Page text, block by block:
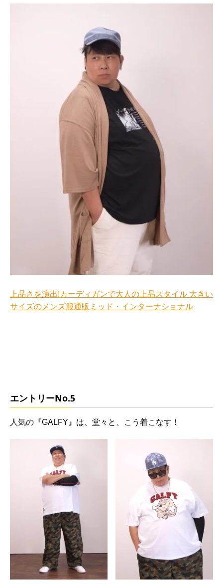
上品さを演出!カーディガンで大人の上品スタイル 大きい
サイズのメンズ服通販ミッド・インターナショナル
エントリーNo.5
人気の『GALFY』は、堂々と、こう着こなす！